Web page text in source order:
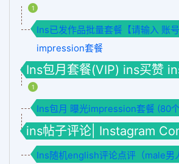
1
Ins已发作品批量套餐【请输入 账
impression套餐
Ins包月套餐(VIP) ins买赞
1
Ins包月 曝光impression套餐 (80
ins帖子评论| Instagram
Ins随机english评论点评（male男